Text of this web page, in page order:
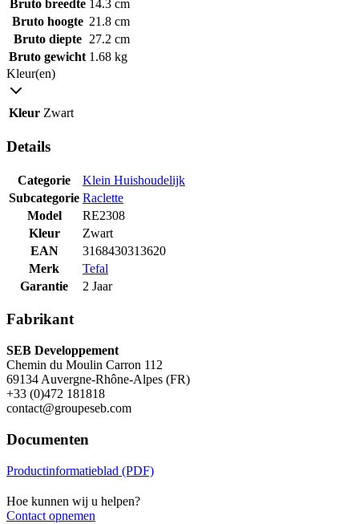
Bruto breedte 14.3 cm
Bruto hoogte 21.8 cm
Bruto diepte
27.2 cm
Bruto gewicht 1.68 kg
Kleur(en)
Kleur Zwart
Details
Categorie
Klein Huishoudelijk
Subcategorie Raclette
Model
RE2308
Kleur
Zwart
EAN
3168430313620
Merk
Tefal
Garantie
2 Jaar
Fabrikant
SEB Developpement
Chemin du Moulin Carron 112
69134 Auvergne-Rhône-Alpes (FR)
+33 (0)472 181818
contact@groupeseb.com
Documenten
Productinformatieblad (PDF)
Hoe kunnen wij u helpen?
Contact opnemen